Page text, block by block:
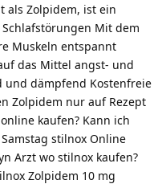
als Zolpidem, ist ein
Mit dem
Muskeln entspannt
das Mittel angst- und
dämpfend Kostenfreie
Zolpidem nur auf Rezept
kaufen? Kann ich
stilnox Online
Arzt wo stilnox kaufen?
Zolpidem 10 mg